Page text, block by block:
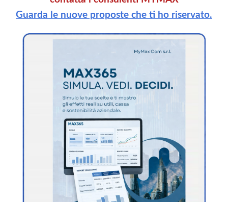
Guarda le nuove proposte che ti ho riservato.